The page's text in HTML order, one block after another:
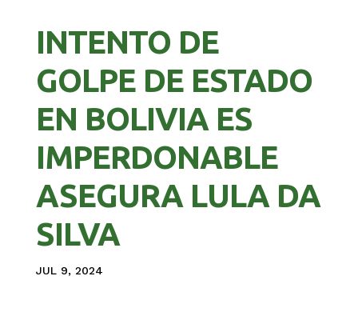
INTENTO DE
GOLPE DE ESTADO
EN BOLIVIA ES
IMPERDONABLE
ASEGURA LULA DA
SILVA
JUL 9, 2024